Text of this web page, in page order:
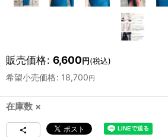
販売価格: 6,600円(税込)
希望小売価格: 18,700円
在庫数 ×